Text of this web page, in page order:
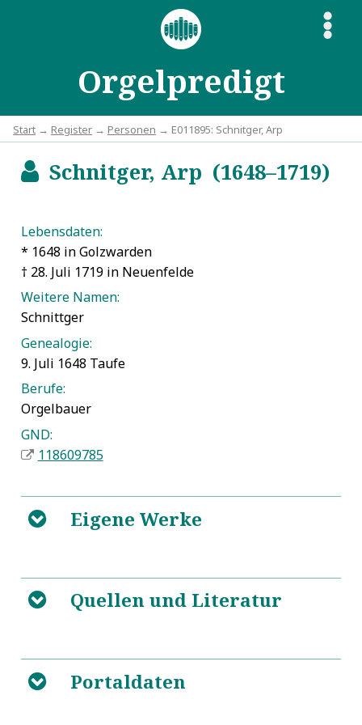
Orgelpredigt
S
Start → Register → Personen → E011895: Schnitger, Arp
bSchnitger, Arp (1648–1719)
Lebensdaten:
* 1648 in Golzwarden
† 28. Juli 1719 in Neuenfelde
Weitere Namen:
Schnittger
Genealogie:
9. Juli 1648 Taufe
Berufe:
Orgelbauer
GND:
118609785
B Eigene Werke
5
Magdeburg, Ulrichskirche, Arp Schnitger-Orgel
1700
B Quellen und Literatur
Arp Schnitger und seine Schule. Ein
Beitrag zur Geschichte des Orgelbaues im Nord- und
B Portaldaten